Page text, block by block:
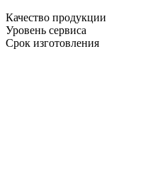
Качество продукции
Уровень сервиса
Срок изготовления